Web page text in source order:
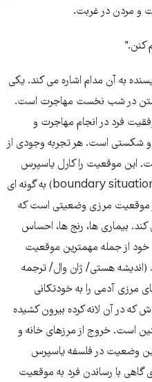
و مردن در غربت.
کنن."
به آن مدام اشاره مى کند. یکى
در شب نخست مهاجرت است.
فرد در انجام مهاجرت و
و شکستى است. هر تجربه وجودى از
این موقعیت را کارل یاسپرس
تحت عنوان "موقعیت هاى مرزى" (boundary situations) به گونه اى
موقعیت مرزى وضعیتى است که
بیمارى ها، رنج ها، احساس
از جمله مهمترین موقعیت
هستی/ ژان وال/ ترجمه
مرزی آدمی را به خودتکانی
که در آن لانه کرده بیرون کشیده
است. خروج از مرزهاى خانه و
وضعیت در فلسفه یاسپرس
گاهى با رساندن فرد به موقعیت